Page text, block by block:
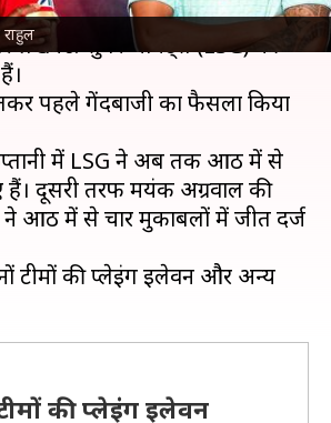
(IPL) 2022 के 42वें मैच मेंपंजाब
लखनऊ सुपर जायंट्स (LSG) की
पहले गेंदबाजी का फैसला किया
में LSG ने अब तक आठ में से
दूसरी तरफ मयंक अग्रवाल की
आठ में से चार मुकाबलों में जीत दर्ज
टीमों की प्लेइंग इलेवन और अन्य
की प्लेइंग इलेवन